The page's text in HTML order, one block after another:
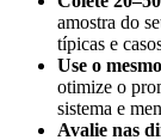
amostra do
típicas e
Use o
otimize o
sistema e
Avalie nas